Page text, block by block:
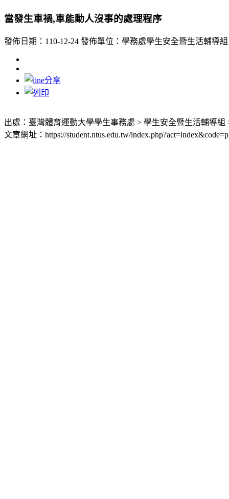
當發生車禍,車能動人沒事的處理程序
發佈日期：110-12-24 發佈單位：學務處學生安全暨生活輔導組
出處：臺灣體育運動大學學生事務處 > 學生安全暨生活輔導
文章網址：https://student.ntus.edu.tw/